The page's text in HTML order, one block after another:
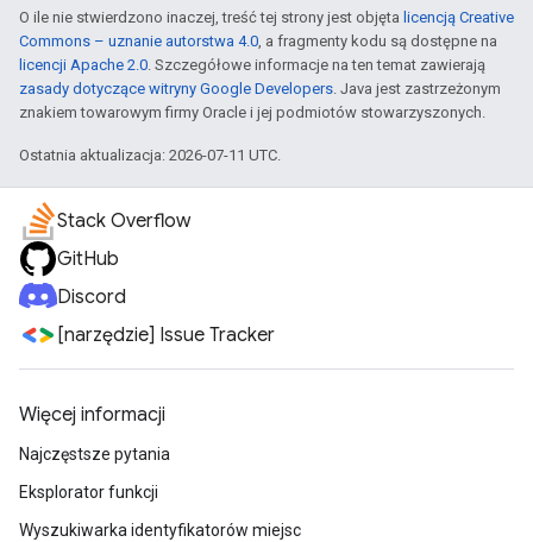
O ile nie stwierdzono inaczej, treść tej strony jest objęta licencją Creative
Commons – uznanie autorstwa 4.0, a fragmenty kodu są dostępne na
licencji Apache 2.0. Szczegółowe informacje na ten temat zawierają
zasady dotyczące witryny Google Developers. Java jest zastrzeżonym
znakiem towarowym firmy Oracle i jej podmiotów stowarzyszonych.
Ostatnia aktualizacja: 2026-07-11 UTC.
Stack Overflow
GitHub
Discord
[narzędzie] Issue Tracker
Więcej informacji
Najczęstsze pytania
Eksplorator funkcji
Wyszukiwarka identyfikatorów miejsc